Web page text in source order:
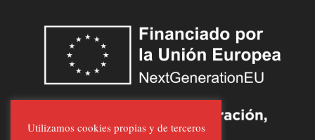
Utilizamos cookies propias y de terceros